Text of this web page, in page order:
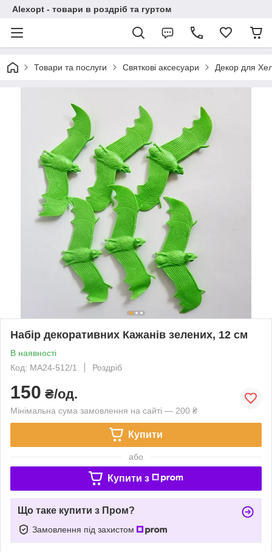
Alexopt - товари в роздріб та гуртом
Товари та послуги Святкові аксесуари Декор для
Набір декоративних Кажанів зелених, 12 см
В наявності
Код: MA24-512/1
Роздріб
150 ₴/од.
Мінімальна сума замовлення на сайті — 200 ₴
Купити
або
Купити з
Що таке купити з Пром?
Замовлення під захистом